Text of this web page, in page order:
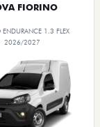
FIORINO
ENDURANCE 1.3 FLEX
2026/2027